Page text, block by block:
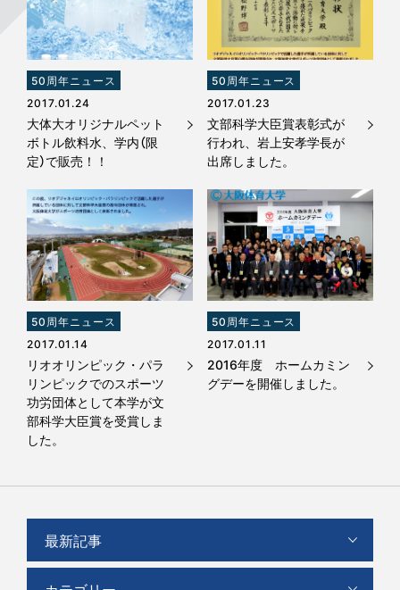
50周年ニュース
2017.01.24
大体大オリジナルペット
ボトル飲料水、学内（限
定）で販売！！
50周年ニュース
2017.01.23
文部科学大臣賞表彰式が
行われ、岩上安孝学長が
出席しました。
50周年ニュース
2017.01.14
リオオリンピック・パラ
リンピックでのスポーツ
功労団体として本学が文
部科学大臣賞を受賞しま
した。
50周年ニュース
2017.01.11
2016年度 ホームカミン
グデーを開催しました。
最新記事